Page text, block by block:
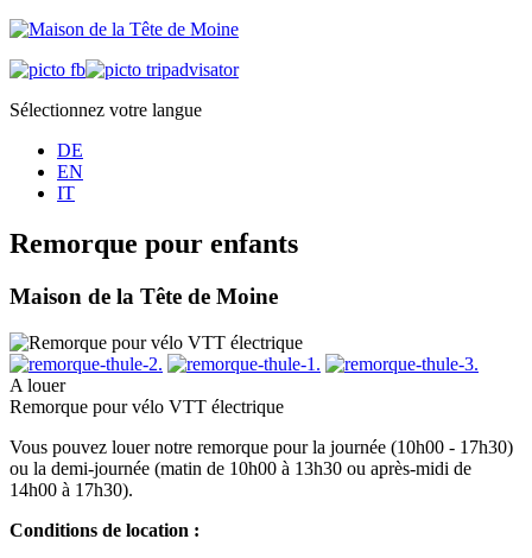
Sélectionnez votre langue
DE
EN
IT
Remorque pour enfants
Maison de la Tête de Moine
A louer
Remorque pour vélo VTT électrique
Vous pouvez louer notre remorque pour la journée (10h00 - 17h30)
ou la demi-journée (matin de 10h00 à 13h30 ou après-midi de
14h00 à 17h30).
Conditions de location :